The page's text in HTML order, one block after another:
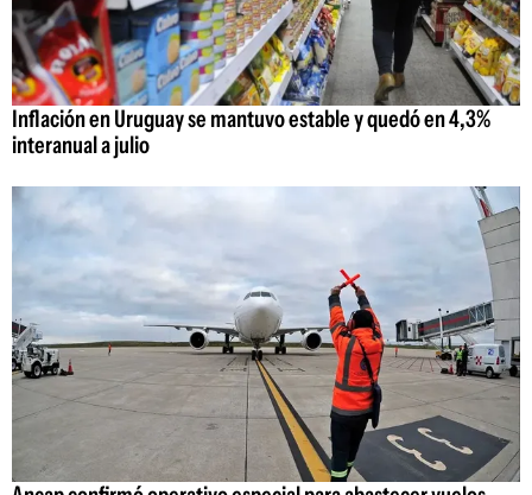
Inflación en Uruguay se mantuvo estable y quedó en 4,3%
interanual a julio